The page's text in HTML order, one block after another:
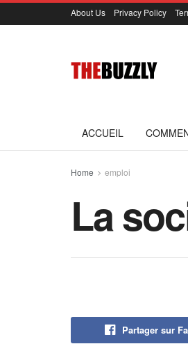
About Us Privacy Policy
ACCUEIL
Home emploi
La
Partager sur